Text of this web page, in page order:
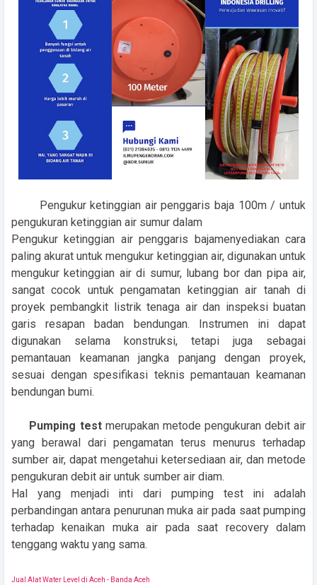
Pengukur ketinggian air penggaris baja 100m / untuk
pengukuran ketinggian air sumur dalam
Pengukur ketinggian air penggaris bajamenyediakan cara
paling akurat untuk mengukur ketinggian air, digunakan untuk
mengukur ketinggian air di sumur, lubang bor dan pipa air,
sangat cocok untuk pengamatan ketinggian air tanah di
proyek pembangkit listrik tenaga air dan inspeksi buatan
garis resapan badan bendungan. Instrumen ini dapat
digunakan selama konstruksi, tetapi juga sebagai
pemantauan keamanan jangka panjang dengan proyek,
sesuai dengan spesifikasi teknis pemantauan keamanan
bendungan bumi.
Pumping testmerupakan metode pengukuran debit air
yang berawal dari pengamatan terus menurus terhadap
sumber air, dapat mengetahui ketersediaan air, dan metode
pengukuran debit air untuk sumber air diam.
Hal yang menjadi inti dari pumping test ini adalah
perbandingan antara penurunan muka air pada saat pumping
terhadap kenaikan muka air pada saat recovery dalam
tenggang waktu yang sama.
Jual Alat Water Level di Aceh - Banda Aceh